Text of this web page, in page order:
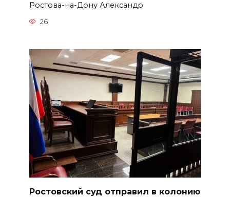
Ростова-на-Дону Александр
26
Ростовский суд отправил в колонию